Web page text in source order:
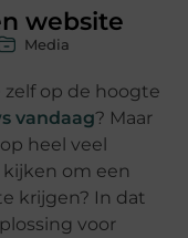
website
Media
op de hoogte
vandaag? Maar
heel veel
om een
krijgen? In dat
voor